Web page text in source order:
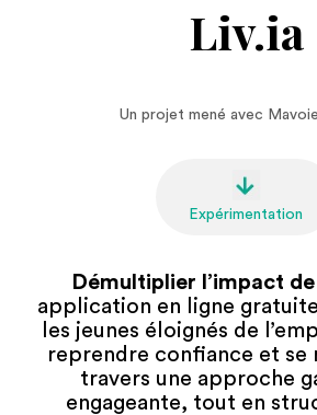
Liv.ia
Un projet mené avec Mavoie
Expérimentation
Démultiplier l’impact
application en ligne
les jeunes éloignés de
reprendre confiance et se
travers une approche
engageante, tout en